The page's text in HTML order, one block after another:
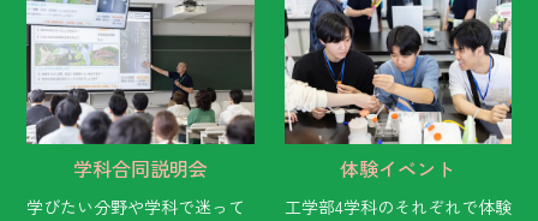
学科合同説明会
学びたい分野や学科で迷って
体験イベント
工学部4学科のそれぞれで体験